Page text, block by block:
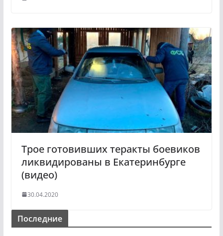
Трое готовивших теракты боевиков
ликвидированы в Екатеринбурге
(видео)
30.04.2020
Последние